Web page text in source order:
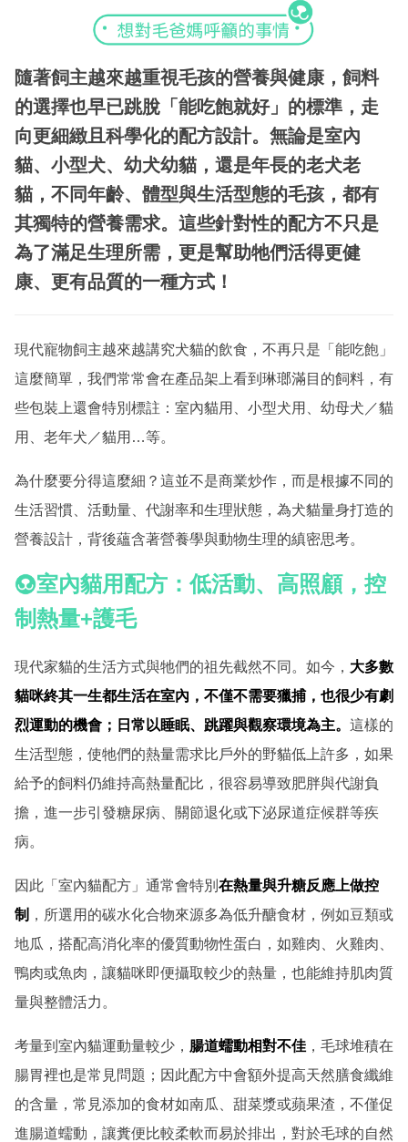
隨著飼主越來越重視毛孩的營養與健康，飼料
的選擇也早已跳脫「能吃飽就好」的標準，走
向更細緻且科學化的配方設計。無論是室內
貓、小型犬、幼犬幼貓，還是年長的老犬老
貓，不同年齡、體型與生活型態的毛孩，都有
其獨特的營養需求。這些針對性的配方不只是
為了滿足生理所需，更是幫助牠們活得更健
康、更有品質的一種方式！
現代寵物飼主越來越講究犬貓的飲食，不再只是「能吃飽」
這麼簡單，我們常常會在產品架上看到琳瑯滿目的飼料，有
些包裝上還會特別標註：室內貓用、小型犬用、幼母犬／貓
用、老年犬／貓用…等。
為什麼要分得這麼細？這並不是商業炒作，而是根據不同的
生活習慣、活動量、代謝率和生理狀態，為犬貓量身打造的
營養設計，背後蘊含著營養學與動物生理的縝密思考。
室內貓用配方：低活動、高照顧，控
制熱量+護毛
現代家貓的生活方式與牠們的祖先截然不同。如今， 大多數
貓咪終其一生都生活在室內，不僅不需要獵捕，也很少有劇
烈運動的機會；日常以睡眠、跳躍與觀察環境為主。 這樣的
生活型態，使牠們的熱量需求比戶外的野貓低上許多，如果
給予的飼料仍維持高熱量配比，很容易導致肥胖與代謝負
擔，進一步引發糖尿病、關節退化或下泌尿道症候群等疾
病。
因此「室內貓配方」通常會特別 在熱量與升糖反應上做控
制 ，所選用的碳水化合物來源多為低升醣食材，例如豆類或
地瓜，搭配高消化率的優質動物性蛋白，如雞肉、火雞肉、
鴨肉或魚肉，讓貓咪即便攝取較少的熱量，也能維持肌肉質
量與整體活力。
考量到室內貓運動量較少， 腸道蠕動相對不佳 ，毛球堆積在
腸胃裡也是常見問題；因此配方中會額外提高天然膳食纖維
的含量，常見添加的食材如南瓜、甜菜漿或蘋果渣，不僅促
進腸道蠕動，讓糞便比較柔軟而易於排出，對於毛球的自然